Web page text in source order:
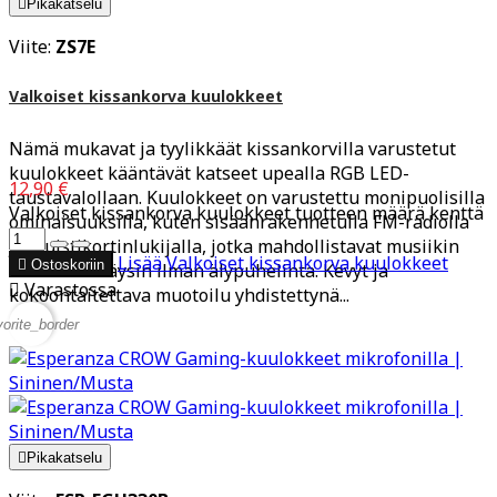
 Pikakatselu
Viite: ZS7E
Valkoiset kissankorva kuulokkeet
Nämä mukavat ja tyylikkäät kissankorvilla varustetut
kuulokkeet kääntävät katseet upealla RGB LED-
taustavalollaan. Kuulokkeet on varustettu monipuolisilla
ominaisuuksilla, kuten sisäänrakennetulla FM-radiolla
ja muistikortinlukijalla, jotka mahdollistavat musiikin
kuuntelun täysin ilman älypuhelinta. Kevyt ja
kokoontaitettava muotoilu yhdistettynä...
12,90 €
Valkoiset kissankorva kuulokkeet tuotteen määrä kenttä
 Ostoskoriin LisääValkoiset kissankorva kuulokkeet
Varastossa
 Pikakatselu